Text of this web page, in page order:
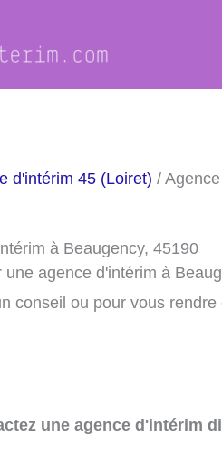
d'intérim 45 (Loiret) /
à Beaugency, 45190
agence d'intérim à
conseil ou pour vous
une agence d'intérim